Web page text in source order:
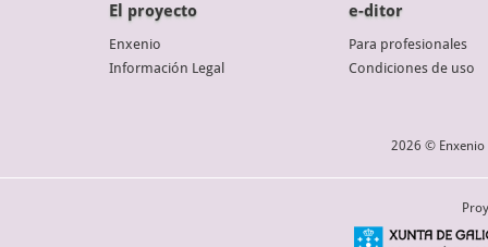
El proyecto
Enxenio
Información Legal
e-ditor
Para profesionales
Condiciones de uso
2026 © Enxenio